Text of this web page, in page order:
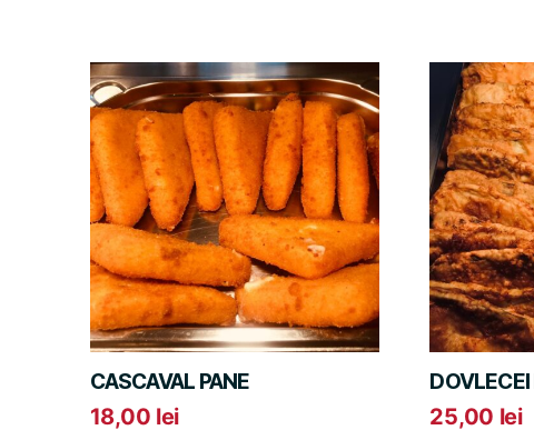
CASCAVAL PANE
18,00 lei
DOVLECEI
25,00 lei